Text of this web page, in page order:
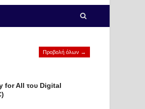
Προβολή όλων →
for All του Digital